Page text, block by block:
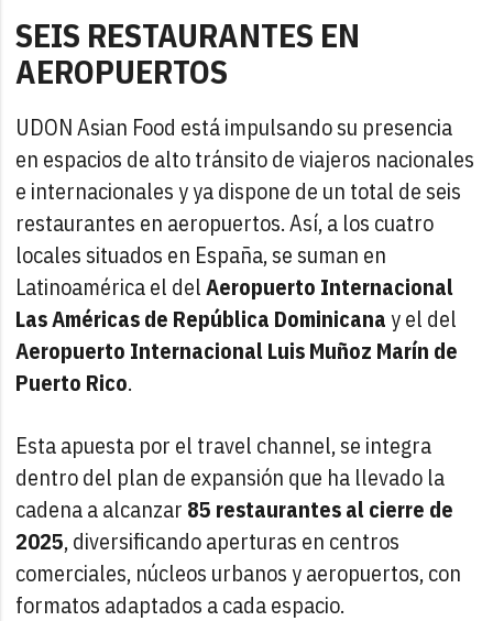
SEIS RESTAURANTES EN
AEROPUERTOS
UDON Asian Food está impulsando su presencia
en espacios de alto tránsito de viajeros nacionales
e internacionales y ya dispone de un total de seis
restaurantes en aeropuertos. Así, a los cuatro
locales situados en España, se suman en
Latinoamérica el delAeropuerto Internacional
Las Américas de República Dominicanay el del
Aeropuerto Internacional Luis Muñoz Marín de
Puerto Rico.
Esta apuesta por el travel channel, se integra
dentro del plan de expansión que ha llevado la
cadena a alcanzar 85 restaurantes al cierre de
2025, diversificando aperturas en centros
comerciales, núcleos urbanos y aeropuertos, con
formatos adaptados a cada espacio.